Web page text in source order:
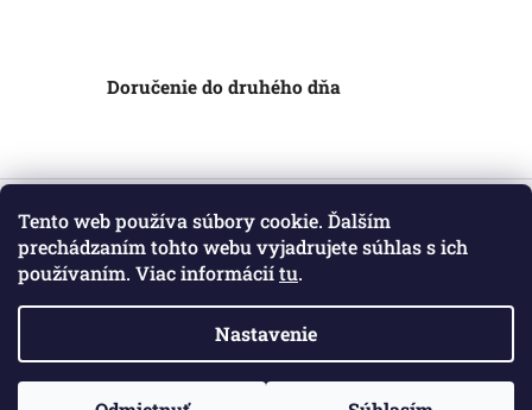
Tento web používa súbory cookie. Ďalším
prechádzaním tohto webu vyjadrujete súhlas s ich
používaním. Viac informáciítu.
Nastavenie
Doručenie do druhého dňa
Z
Informácie pre vás
Obchodné podmienky
Copyright 2026 . Všetky práva vyhradené.